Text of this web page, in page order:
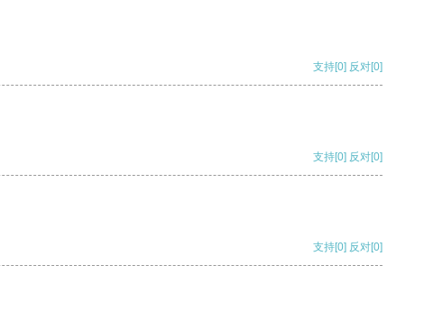
支持[0] 反对[0]
支持[0] 反对[0]
支持[0] 反对[0]